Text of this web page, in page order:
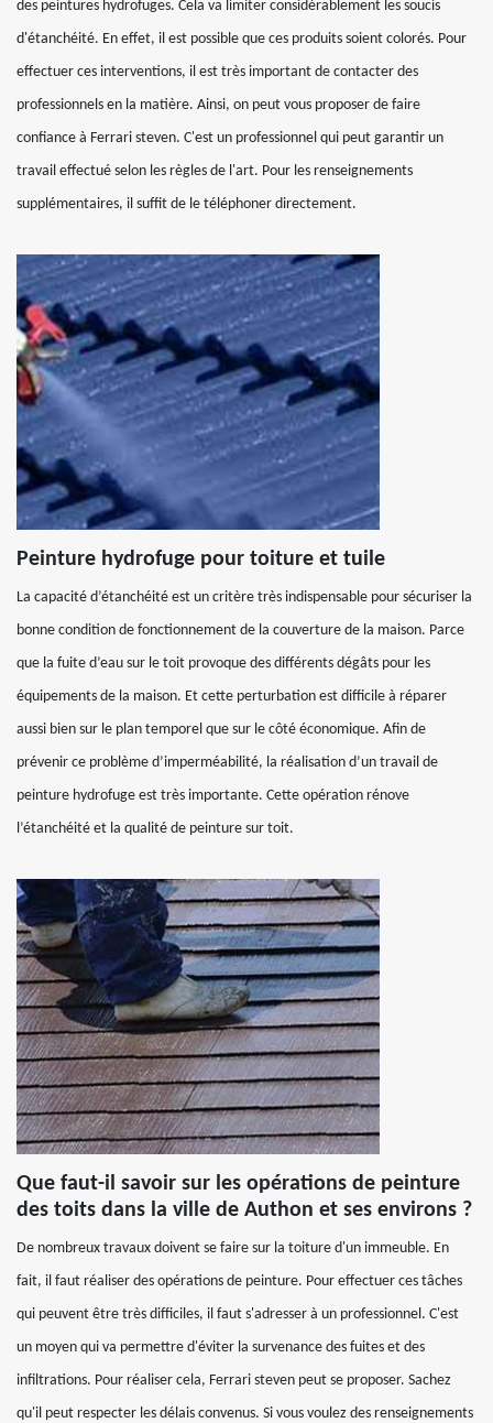
des peintures hydrofuges. Cela va limiter considérablement les soucis
d'étanchéité. En effet, il est possible que ces produits soient colorés. Pour
effectuer ces interventions, il est très important de contacter des
professionnels en la matière. Ainsi, on peut vous proposer de faire
confiance à Ferrari steven. C'est un professionnel qui peut garantir un
travail effectué selon les règles de l'art. Pour les renseignements
supplémentaires, il suffit de le téléphoner directement.
Peinture hydrofuge pour toiture et tuile
La capacité d’étanchéité est un critère très indispensable pour sécuriser la
bonne condition de fonctionnement de la couverture de la maison. Parce
que la fuite d’eau sur le toit provoque des différents dégâts pour les
équipements de la maison. Et cette perturbation est difficile à réparer
aussi bien sur le plan temporel que sur le côté économique. Afin de
prévenir ce problème d’imperméabilité, la réalisation d’un travail de
peinture hydrofuge est très importante. Cette opération rénove
l’étanchéité et la qualité de peinture sur toit.
Que faut-il savoir sur les opérations de peinture
des toits dans la ville de Authon et ses environs ?
De nombreux travaux doivent se faire sur la toiture d'un immeuble. En
fait, il faut réaliser des opérations de peinture. Pour effectuer ces tâches
qui peuvent être très difficiles, il faut s'adresser à un professionnel. C'est
un moyen qui va permettre d'éviter la survenance des fuites et des
infiltrations. Pour réaliser cela, Ferrari steven peut se proposer. Sachez
qu'il peut respecter les délais convenus. Si vous voulez des renseignements